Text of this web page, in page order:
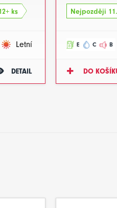
ks
Letní
DETAIL
Nejpozději
E C B
DO